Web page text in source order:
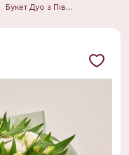
Букет Дуо з Півоній та Альстромерій F811